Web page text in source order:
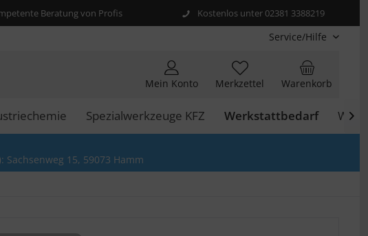
Beratung von Profis Kostenlos unter 02381 3388219
Service/Hilfe
Warenkorb
Merkzettel
Mein Konto
Spezialwerkzeuge KFZ Werkstattbedarf 
: Sachsenweg 15, 59073 Hamm